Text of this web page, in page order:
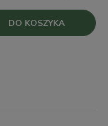
DO KOSZYKA